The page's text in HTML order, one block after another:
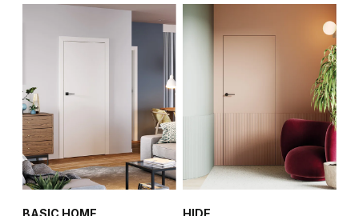
BASIC HOME HIDE